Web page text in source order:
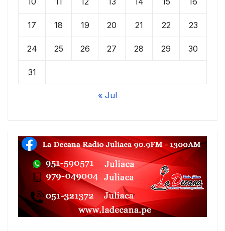
17 18 19 20 21 22 23
24 25 26 27 28 29 30
31
« Jul